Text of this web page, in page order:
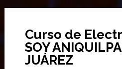
Curso de
SOY
JUÁREZ